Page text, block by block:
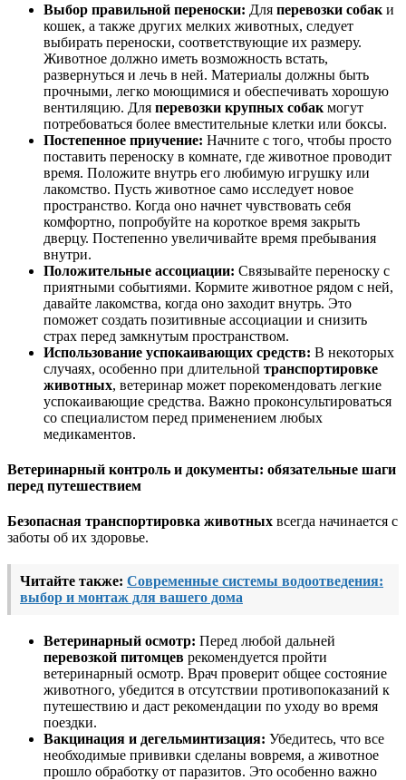
Выбор правильной переноски: Для перевозки собак и
кошек, а также других мелких животных, следует
выбирать переноски, соответствующие их размеру.
Животное должно иметь возможность встать,
развернуться и лечь в ней. Материалы должны быть
прочными, легко моющимися и обеспечивать хорошую
вентиляцию. Для перевозки крупных собак могут
потребоваться более вместительные клетки или боксы.
Постепенное приучение: Начните с того, чтобы просто
поставить переноску в комнате, где животное проводит
время. Положите внутрь его любимую игрушку или
лакомство. Пусть животное само исследует новое
пространство. Когда оно начнет чувствовать себя
комфортно, попробуйте на короткое время закрыть
дверцу. Постепенно увеличивайте время пребывания
внутри.
Положительные ассоциации: Связывайте переноску с
приятными событиями. Кормите животное рядом с ней,
давайте лакомства, когда оно заходит внутрь. Это
поможет создать позитивные ассоциации и снизить
страх перед замкнутым пространством.
Использование успокаивающих средств: В некоторых
случаях, особенно при длительной транспортировке
животных, ветеринар может порекомендовать легкие
успокаивающие средства. Важно проконсультироваться
со специалистом перед применением любых
медикаментов.
Ветеринарный контроль и документы: обязательные шаги
перед путешествием
Безопасная транспортировка животных всегда начинается с
заботы об их здоровье.
Читайте также: Современные системы водоотведения:
выбор и монтаж для вашего дома
Ветеринарный осмотр: Перед любой дальней
перевозкой питомцев рекомендуется пройти
ветеринарный осмотр. Врач проверит общее состояние
животного, убедится в отсутствии противопоказаний к
путешествию и даст рекомендации по уходу во время
поездки.
Вакцинация и дегельминтизация: Убедитесь, что все
необходимые прививки сделаны вовремя, а животное
прошло обработку от паразитов. Это особенно важно